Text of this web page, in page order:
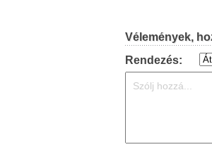
Vélemények,
Rendezés: